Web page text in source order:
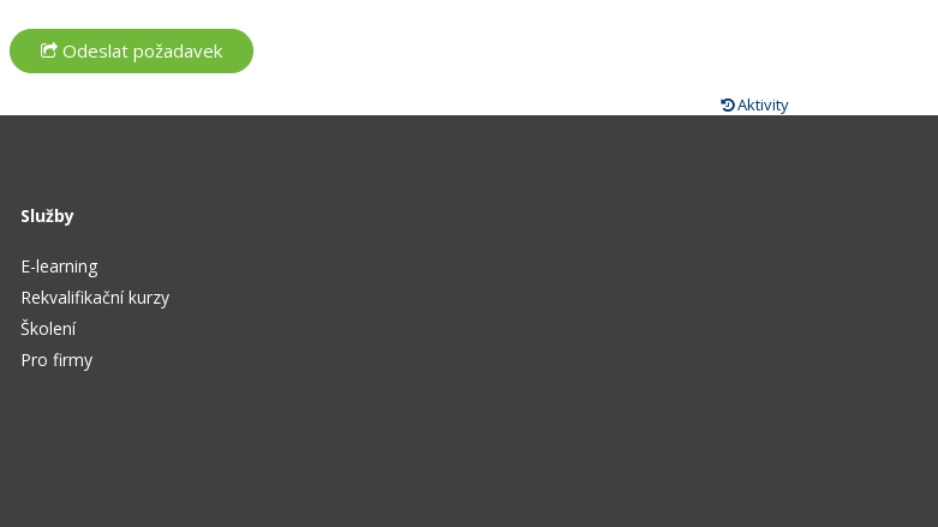
Aktivity
Služby
E-learning
Rekvalifikační kurzy
Školení
Pro firmy